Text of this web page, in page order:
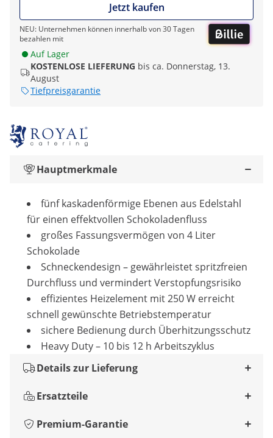
Jetzt kaufen
NEU: Unternehmen können innerhalb von 30 Tagen
bezahlen mit
Auf Lager
KOSTENLOSE LIEFERUNG bis ca. Donnerstag, 13.
August
Tiefpreisgarantie
Hauptmerkmale
fünf kaskadenförmige Ebenen aus Edelstahl
für einen effektvollen Schokoladenfluss
großes Fassungsvermögen von 4 Liter
Schokolade
Schneckendesign – gewährleistet spritzfreien
Durchfluss und vermindert Verstopfungsrisiko
effizientes Heizelement mit 250 W erreicht
schnell gewünschte Betriebstemperatur
sichere Bedienung durch Überhitzungsschutz
Heavy Duty – 10 bis 12 h Arbeitszyklus
Details zur Lieferung
Ersatzteile
Premium-Garantie